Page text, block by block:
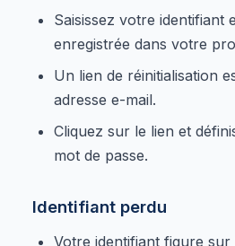
Saisissez votre identifiant
enregistrée dans votre
Un lien de réinitialisation
adresse e-mail.
Cliquez sur le lien et
mot de passe.
Identifiant perdu
Votre identifiant figure